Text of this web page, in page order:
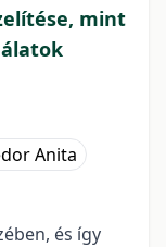
mint
Anita
és így